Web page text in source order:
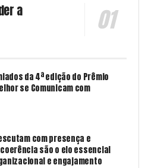
a
da 4ª edição do Prêmio
se Comunicam com
com presença e
são o elo essencial
e engajamento